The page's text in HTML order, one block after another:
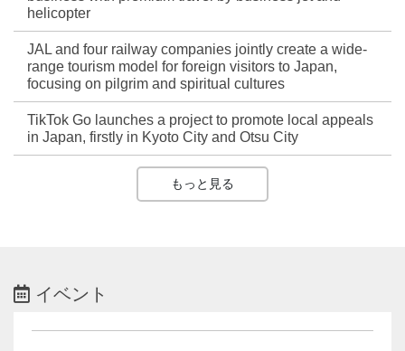
helicopter
JAL and four railway companies jointly create a wide-
range tourism model for foreign visitors to Japan,
focusing on pilgrim and spiritual cultures
TikTok Go launches a project to promote local appeals
in Japan, firstly in Kyoto City and Otsu City
もっと見る
イベント